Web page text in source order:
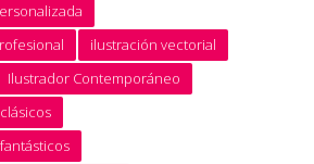
ilustración vectorial
Ilustrador Contemporáneo